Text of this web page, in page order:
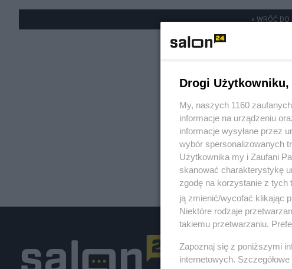
« WRÓĆ DO
NATO
Drogi Użytkowniku,
My, naszych 1160
informacje na urządzeniu
informacje wysyłane przez
wybór spersonalizowanych
Użytkownika my i Zaufani
skanować charakterystykę
zgodę na korzystanie z tych
ją zmienić/wycofać klikając
Niektóre rodzaje
takiemu przetwarzaniu.
Zapoznaj się z poniższymi
internetowych.